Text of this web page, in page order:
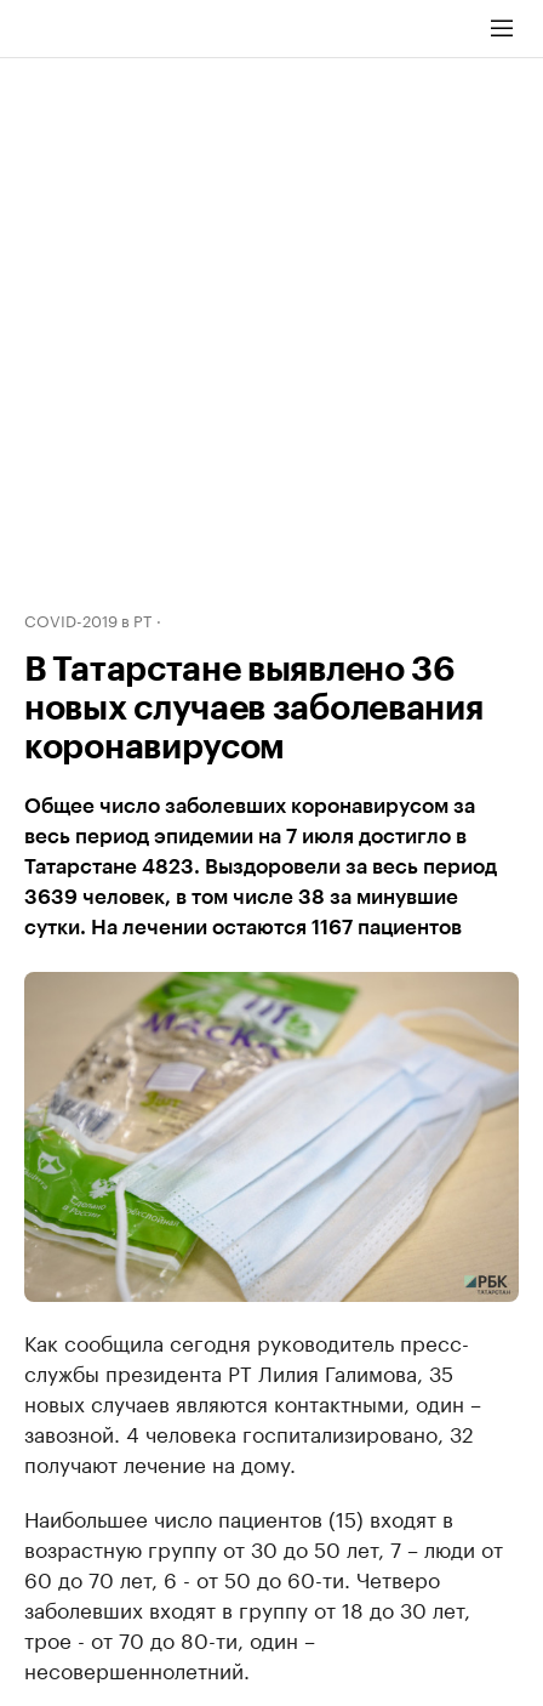
COVID-2019 в РТ
В Татарстане выявлено 36
новых случаев заболевания
коронавирусом
Общее число заболевших коронавирусом за
весь период эпидемии на 7 июля достигло в
Татарстане 4823. Выздоровели за весь период
3639 человек, в том числе 38 за минувшие
сутки. На лечении остаются 1167 пациентов
Как сообщила сегодня руководитель пресс-
службы президента РТ Лилия Галимова, 35
новых случаев являются контактными, один –
завозной. 4 человека госпитализировано, 32
получают лечение на дому.
Наибольшее число пациентов (15) входят в
возрастную группу от 30 до 50 лет, 7 – люди от
60 до 70 лет, 6 - от 50 до 60-ти. Четверо
заболевших входят в группу от 18 до 30 лет,
трое - от 70 до 80-ти, один –
несовершеннолетний.